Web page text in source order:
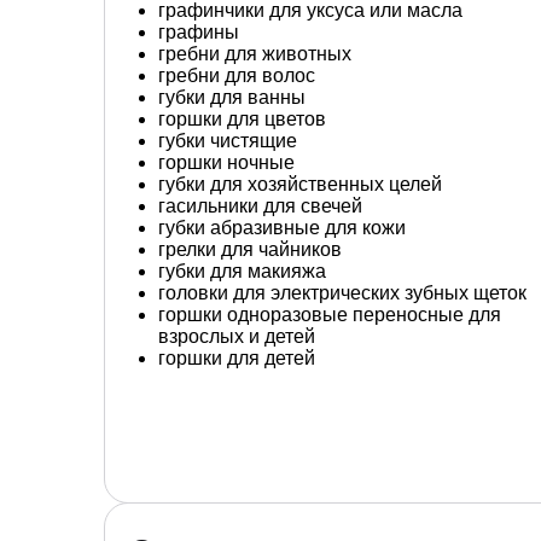
графинчики для уксуса или масла
графины
гребни для животных
гребни для волос
губки для ванны
горшки для цветов
губки чистящие
горшки ночные
губки для хозяйственных целей
гасильники для свечей
губки абразивные для кожи
грелки для чайников
губки для макияжа
головки для электрических зубных щеток
горшки одноразовые переносные для
взрослых и детей
горшки для детей